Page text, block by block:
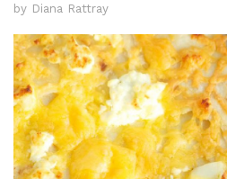
by Diana Rattray